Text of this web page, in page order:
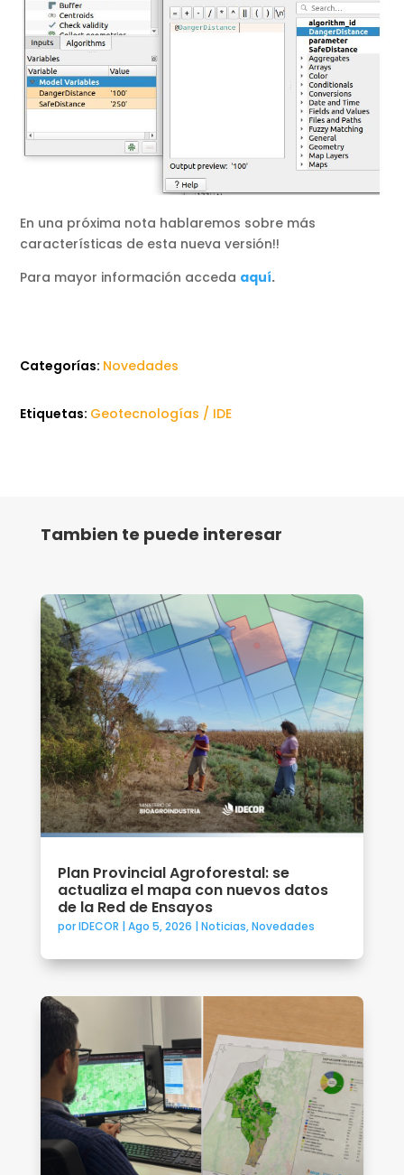
En una próxima nota hablaremos sobre más
características de esta nueva versión!!
Para mayor información acceda aquí.
Categorías: Novedades
Etiquetas: Geotecnologías / IDE
Tambien te puede interesar
Plan Provincial Agroforestal: se
actualiza el mapa con nuevos datos
de la Red de Ensayos
porIDECOR | Ago 5, 2026 | Noticias,Novedades